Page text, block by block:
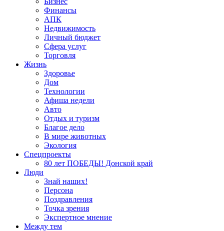
Финансы
АПК
Недвижимость
Личный бюджет
Сфера услуг
Торговля
Жизнь
Здоровье
Дом
Технологии
Афиша недели
Авто
Отдых и туризм
Благое дело
В мире животных
Экология
Спецпроекты
80 лет ПОБЕДЫ! Донской край
Люди
Знай наших!
Персона
Поздравления
Точка зрения
Экспертное мнение
Между тем